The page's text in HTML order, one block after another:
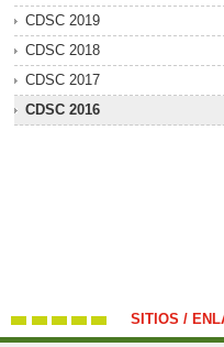
CDSC 2019
CDSC 2018
CDSC 2017
CDSC 2016
SITIOS /